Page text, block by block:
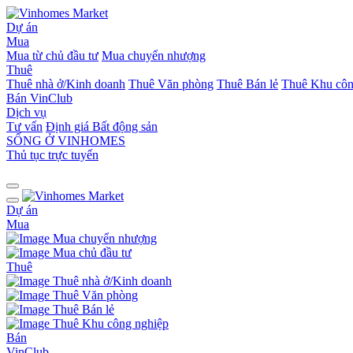
Dự án
Mua
Mua từ chủ đầu tư Mua chuyển nhượng
Thuê
Thuê nhà ở/Kinh doanh Thuê Văn phòng Thuê Bán lẻ Thuê Khu
Bán VinClub
Dịch vụ
Tư vấn Định giá Bất động sản
SỐNG Ở VINHOMES
Thủ tục trực tuyến
Dự án
Mua
Mua chuyển nhượng
Mua chủ đầu tư
Thuê
Thuê nhà ở/Kinh doanh
Thuê Văn phòng
Thuê Bán lẻ
Thuê Khu công nghiệp
Bán